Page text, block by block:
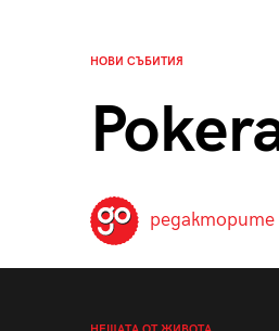
НОВИ СЪБИТИЯ
редакторите